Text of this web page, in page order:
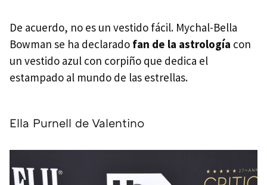
De acuerdo, no es un vestido fácil. Mychal-Bella
Bowman se ha declarado fan de la astrología con
un vestido azul con corpiño que dedica el
estampado al mundo de las estrellas.
Ella Purnell de Valentino